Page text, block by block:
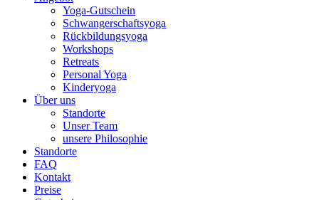
Yoga-Gutschein
Schwangerschaftsyoga
Rückbildungsyoga
Workshops
Retreats
Personal Yoga
Kinderyoga
Über uns
Standorte
Unser Team
unsere Philosophie
Standorte
FAQ
Kontakt
Preise